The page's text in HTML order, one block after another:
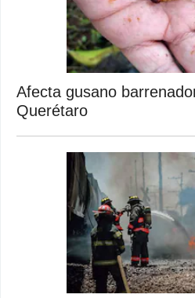
Afecta gusano
Querétaro